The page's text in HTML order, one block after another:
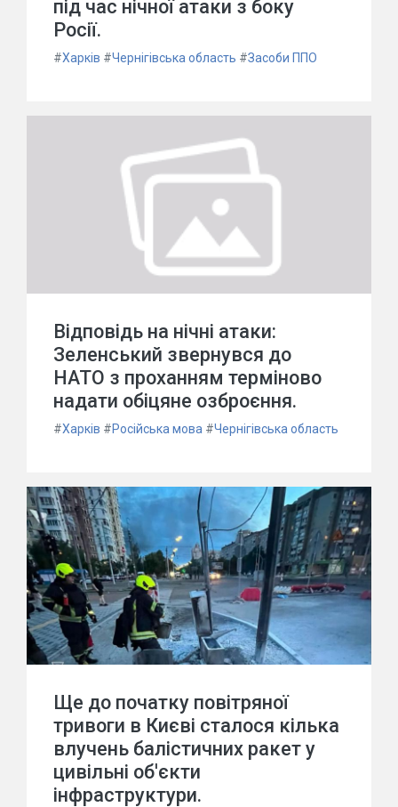
під час нічної атаки з боку
Росії.
#Харків #Чернігівська область #Засоби ППО
Відповідь на нічні атаки:
Зеленський звернувся до
НАТО з проханням терміново
надати обіцяне озброєння.
#Харків #Російська мова #Чернігівська область
Ще до початку повітряної
тривоги в Києві сталося кілька
влучень балістичних ракет у
цивільні об'єкти
інфраструктури.